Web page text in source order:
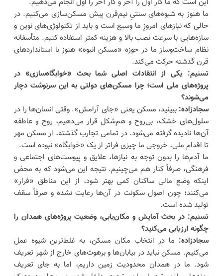
ما هنوز به شیوه‌های سنتیِ نیم‌قرن پیش مسکن‌سازی می‌کنیم. در
حالی که نیازهای امروزِ ما وسیع است و باید از تکنولوژی‌های نوین و
سازه‌هایی با سرعت نصب بالا و هزینه کمتر استفاده کنیم. متأسفانه
نظام ساخت‌وساز ما در حوزه «مسکن انبوه» هنوز با استانداردهای
قرن گذشته حرکت می‌کند.
تسنیم: یکی از انتقادات اصلی شما بحث «خوابگاه‌سازی» در
پروژه‌های ملی است؛ چرا مسکن‌های دولتی به این سرنوشت دچار
می‌شوند؟
سجادزاده: ببینید، مسکن یعنی «جای آرامش». وقتی انسان‌ها را در
سلول‌های خشک، بی‌روح و هم‌شکل قرار می‌دهیم، روح و عاطفه
آن‌ها نادیده گرفته می‌شود. در تمامی تجارب گذشته، از مسکن مهر
تا اقدام ملی، خروجی ما چیزی فراتر از یک «خوابگاه» نبوده است.
ما آدم‌ها را بدون توجه به نیازها، علایق و پیوست‌های اجتماعی و
فرهنگی، صرفاً کنار هم می‌چینیم. نتیجه این می‌شود که به محض
اینکه وضع مالی ساکنان کمی بهتر شود، از این مناطق «فرار»
می‌کنند؛ چون اصول سکونت در آن‌ها رعایت نشده و صرفاً سقف
تولید شده است.
تسنیم: در بحث آمایش و مکان‌یابی، وضعیت پروژه‌های همدان را
چگونه ارزیابی می‌کنید؟
سجادزاده: ما در انتخاب مکان مسکن، به غلط‌ترین شیوه عمل
می‌کنیم. مسکن نباید در بیابان‌ها و برهوت‌های خارج از شهر تعریف
شود. ما در همدان محدودیت زمین داریم، اما به جای تعریف